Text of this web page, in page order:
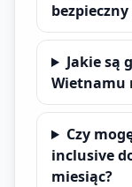
Jakie są
Wietnamu
Czy
inclusive
miesiąc?